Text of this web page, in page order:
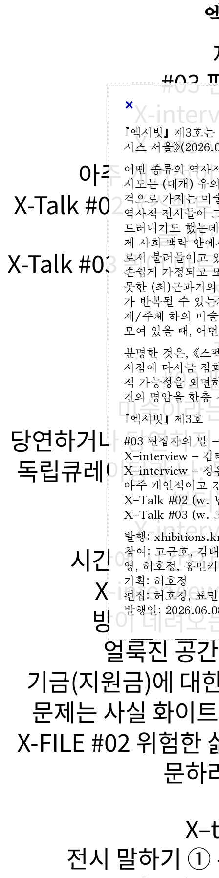
#03
X-
X-
아주 개인적
X-Talk #02《스펙
을 비
X-Talk #03 퀴어 아
#02
미술이라
당연하거나 당연하
독립큐레이팅과 나:
부
X-
시간에 시간으
X-
방이 데려오
얼룩진 공
기금(지원금)에 대
문제는 사실 화이
X-FILE #02 위험한
문하
전시 말하기 ➀
×
『엑시빗』 제3호
시스 서울》
어떤 종류의 역사
시도는 (대개) 유
격으로 가지는 미
역사적 전시들이
드러내기도 했는
제 사회 맥락 안
로서 불러들이고
손쉽게 가정되고
못한 (최)근과거
가 반복될 수 있
제/주체 하의 미
모여 있을 때, 어
분명한 것은, 《스
시점에 다시금 점
적 가능성을 외면
건의 명암을 한층
『엑시빗』 제3호
#03 편집자의 말
X-interview – 김
X-interview – 정
아주 개인적이고
X-Talk #02 (w.
X-Talk #03 (w.
발행:
참여: 고근호, 김
영, 허호정, 홍민
기획: 허호정
편집: 허호정, 표
발행일: